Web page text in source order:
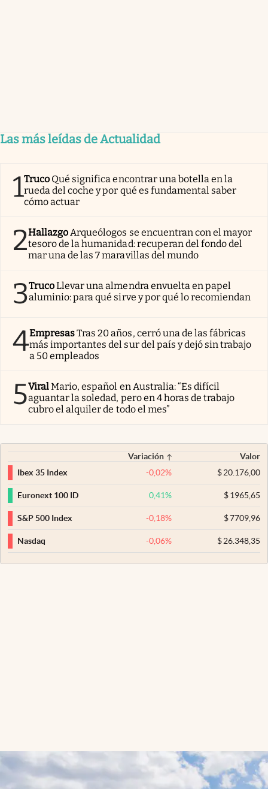
Las más leídas de Actualidad
1Truco Qué significa encontrar una botella en la
rueda del coche y por qué es fundamental saber
cómo actuar
2Hallazgo Arqueólogos se encuentran con el mayor
tesoro de la humanidad: recuperan del fondo del
mar una de las 7 maravillas del mundo
3TrucoLlevar una almendra envuelta en papel
aluminio: para qué sirve y por qué lo recomiendan
4EmpresasTras 20 años, cerró una de las fábricas
más importantes del sur del país y dejó sin trabajo
a 50 empleados
5ViralMario, español en Australia: “Es difícil
aguantar la soledad, pero en 4 horas de trabajo
cubro el alquiler de todo el mes”
Variación
Valor
Ibex 35 Index
-0,02% $20.176,00
Euronext 100 ID 0,41% $1965,65
S&P 500 Index -0,18% $7709,96
Nasdaq -0,06% $26.348,35